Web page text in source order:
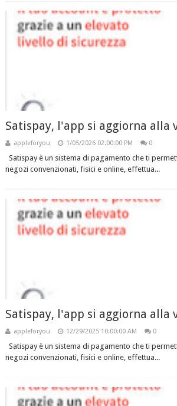
Satispay, l'app si aggiorna alla
appleforyou 1/05/2026 02:00:00 PM 0
Satispay è un sistema di pagamento che ti
negozi convenzionati, fisici e online, effettua...
Satispay, l'app si aggiorna alla
appleforyou 12/29/2025 10:00:00 AM 0
Satispay è un sistema di pagamento che ti
negozi convenzionati, fisici e online, effettua...